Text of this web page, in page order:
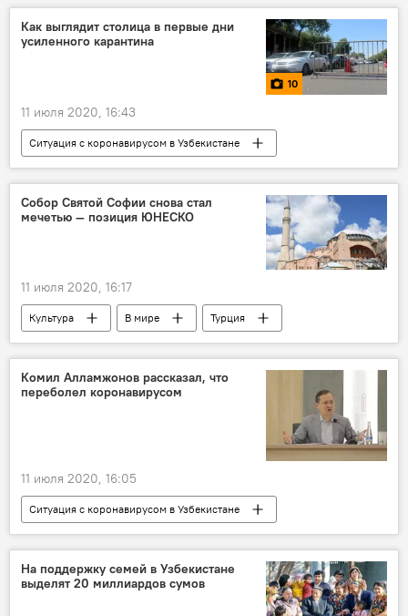
Как выглядит столица в первые дни
усиленного карантина
10
11 июля 2020, 16:43
Ситуация с коронавирусом в Узбекистане
Фото
Мультимедиа
Карантин
самоизоляция
Коронавирус COVID-19
Узбекистан
Ташкент
Собор Святой Софии снова стал
мечетью — позиция ЮНЕСКО
11 июля 2020, 16:17
Культура В мире
Турция
мечеть
Собор ЮНЕСКО
Комил Алламжонов рассказал, что
переболел коронавирусом
11 июля 2020, 16:05
Ситуация с коронавирусом в Узбекистане
В Узбекистане
Общество
Коронавирус COVID-19
Карантин
самоизоляция
На поддержку семей в Узбекистане
выделят 20 миллиардов сумов